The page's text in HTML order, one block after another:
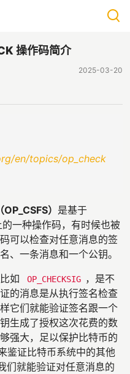
操作码简介
2025-03-20
en/topics/op_check
） 是基于
一种操作码，有时候也被
可以检查对任意消息的签
、一条消息和一个公钥。
如
OP_CHECKSIG ，是不
的消息是从执行签名检查
它们就能验证签名跟一个
生成了授权这次花费的数
强大，足以保护比特币的
鉴证比特币系统中的其他
们就能验证对任意消息的